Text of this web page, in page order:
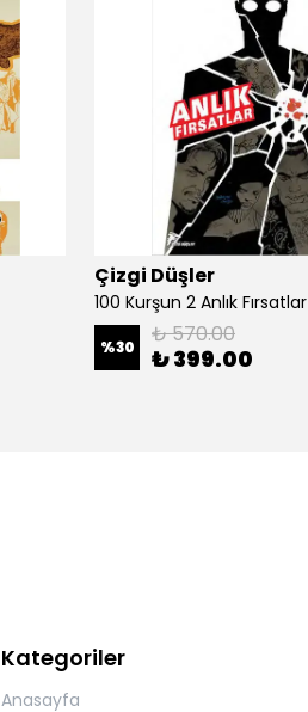
Çizgi Düşler
100 Kurşun 2 Anlık Fırsatlar
%30 ₺ 570.00
₺ 399.00
Kategoriler
Anasayfa